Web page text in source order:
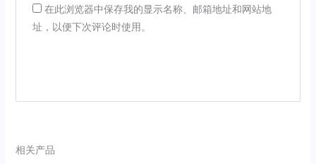
在此浏览器中保存我的显示名称、邮箱地址和网站地
址，以便下次评论时使用。
相关产品